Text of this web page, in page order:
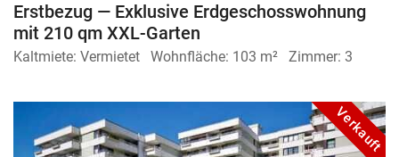
Erstbezug — Exklusive Erdgeschoss­wohnung
mit 210 qm XXL-Garten
Kaltmiete: Vermietet Wohnfläche: 103 m² Zimmer: 3
Verkauft